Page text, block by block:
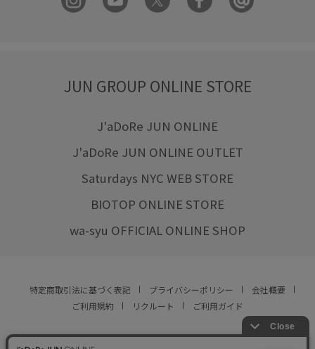
JUN GROUP ONLINE STORE
J'aDoRe JUN ONLINE
J'aDoRe JUN ONLINE OUTLET
Saturdays NYC WEB STORE
BIOTOP ONLINE STORE
wa-syu OFFICIAL ONLINE SHOP
特定商取引法に基づく表記 プライバシーポリシー
会社概要
ご利用規約
リクルート ご利用ガイド